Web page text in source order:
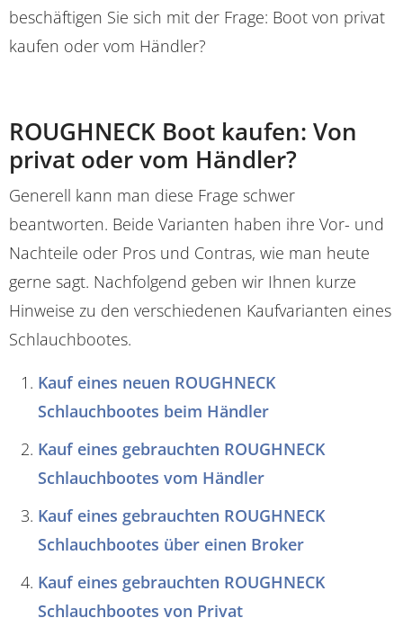
beschäftigen Sie sich mit der Frage: Boot von privat
kaufen oder vom Händler?
ROUGHNECK Boot kaufen: Von
privat oder vom Händler?
Generell kann man diese Frage schwer
beantworten. Beide Varianten haben ihre Vor- und
Nachteile oder Pros und Contras, wie man heute
gerne sagt. Nachfolgend geben wir Ihnen kurze
Hinweise zu den verschiedenen Kaufvarianten eines
Schlauchbootes.
Kauf eines neuen ROUGHNECK
Schlauchbootes beim Händler
Kauf eines gebrauchten ROUGHNECK
Schlauchbootes vom Händler
Kauf eines gebrauchten ROUGHNECK
Schlauchbootes über einen Broker
Kauf eines gebrauchten ROUGHNECK
Schlauchbootes von Privat